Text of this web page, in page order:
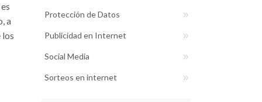
a
los
Protección de Datos
Publicidad en Internet
Social Media
Sorteos en internet